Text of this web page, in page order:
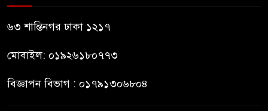
৬৩ শান্তিনগর ঢাকা ১২১৭
মোবাইল: ০১৯২৬১৮০৭৭৩
বিজ্ঞাপন বিভাগ : ০১৭৯১৩০৬৮০৪